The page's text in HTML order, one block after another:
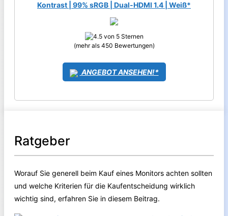
Kontrast | 99% sRGB | Dual-HDMI 1.4 | Weiß*
(mehr als 450 Bewertungen)
ANGEBOT ANSEHEN!*
Ratgeber
Worauf Sie generell beim Kauf eines Monitors achten sollten
und welche Kriterien für die Kaufentscheidung wirklich
wichtig sind, erfahren Sie in diesem Beitrag.